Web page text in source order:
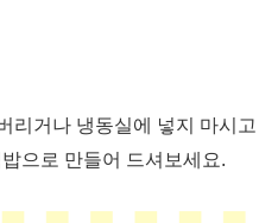
리거나 냉동실에 넣지 마시고
으로 만들어 드셔보세요.